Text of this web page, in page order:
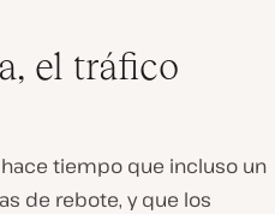
el tráfico
tiempo que incluso un
de rebote, y que los